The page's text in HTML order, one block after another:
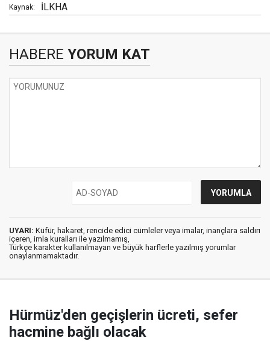
Kaynak: İLKHA
HABERE YORUM KAT
UYARI: Küfür, hakaret, rencide edici cümleler veya imalar, inançlara saldırı
içeren, imla kuralları ile yazılmamış,
Türkçe karakter kullanılmayan ve büyük harflerle yazılmış yorumlar
onaylanmamaktadır.
Hürmüz'den geçişlerin ücreti, sefer
hacmine bağlı olacak